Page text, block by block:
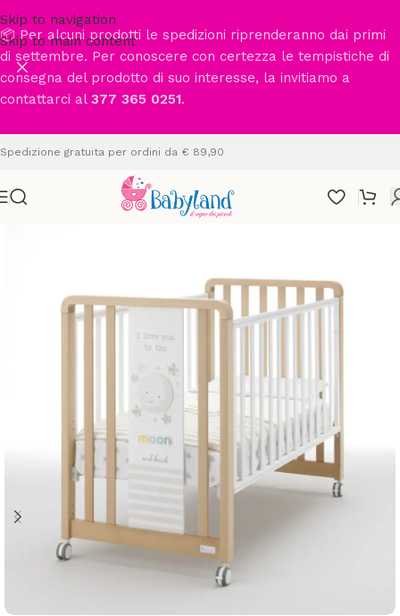
Skip to navigation
Skip to main content
📦 Per alcuni prodotti le spedizioni riprenderanno dai primi
di settembre. Per conoscere con certezza le tempistiche di
consegna del prodotto di suo interesse, la invitiamo a
contattarci al 377 365 0251.
Spedizione gratuita per ordini da € 89,90